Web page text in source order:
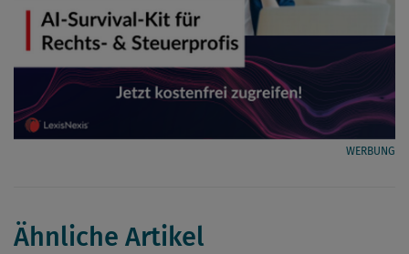
WERBUNG
Ähnliche Artikel